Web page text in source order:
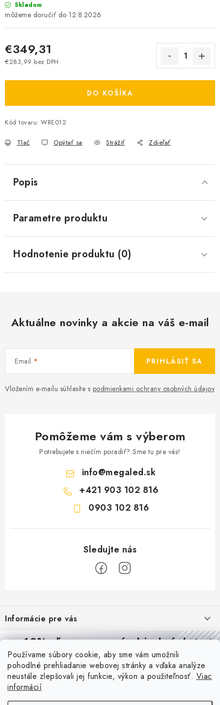
Používame súbory cookie, aby sme vám umožnili
pohodlné prehliadanie webovej stránky a vďaka analýze
neustále zlepšovali jej funkcie, výkon a použiteľnosť. Viac
informácií
O nás - MEGALED & JANTON Zákamenné
Zľavy pre profíkov
Hodnotenie obchodu Moja objednávka
Skladom
12.8.2026
€349,31
€283,99 bez DPH
DO KOŠÍKA
Kód tovaru: WRE012
Tlač Opýtať sa Strážiť Zdieľať
Popis
Parametre produktu
Hodnotenie produktu (0)
Aktuálne novinky a akcie na váš e-mail
Email
Vložením e-mailu súhlasíte s podmienkami ochrany osobných údajov
PRIHLÁSIŤ SA
Pomôžeme vám s výberom
Potrebujete s niečím poradiť? Sme tu pre vás!
info@megaled.sk
+421 903 102 816
0903 102 816
p
ä
Informácie pre vás
Reklamácie a formulár na odstúpenie od zmluvy
Obchodné podmienky
Podmienky ochrany osobných údajov
O nás - MEGALED & JANTON Zákamenné
Blog
PIR vs. mikrovlnný senzor: ktorý je lepší a kedy ho použiť? +
vysvetlenie daylight senzoru
10% zľavana prvú objednávku
Prihláste sa azískajtezľavu aj praktické tipy,vďaka ktorým
budete svietiť lepšie a platiť menej.